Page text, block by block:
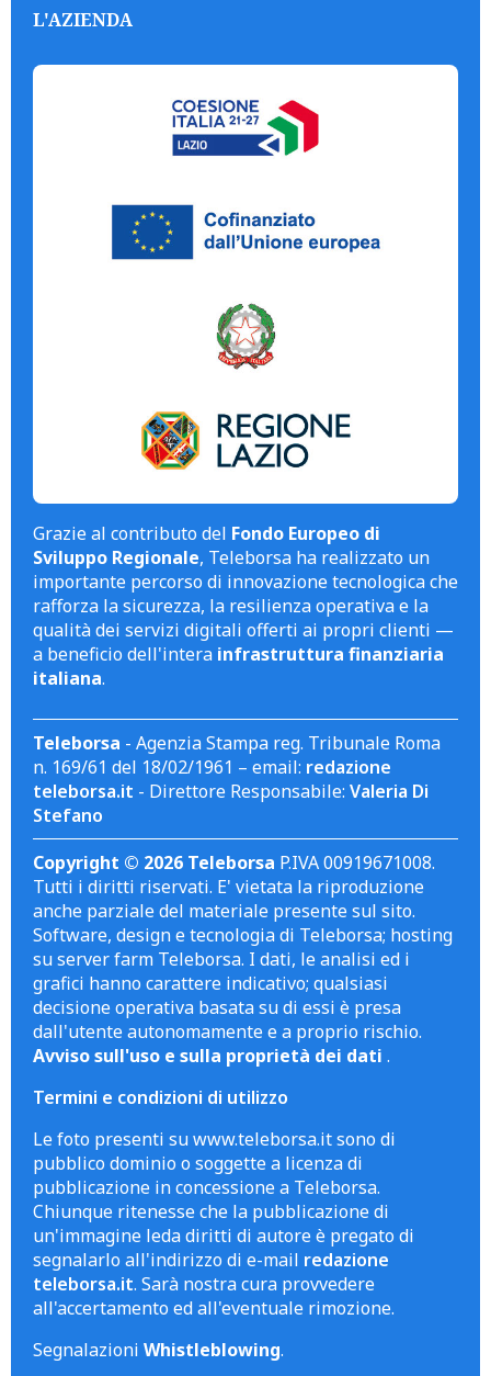
L'AZIENDA
Grazie al contributo del Fondo Europeo di
Sviluppo Regionale, Teleborsa ha realizzato un
importante percorso di innovazione tecnologica che
rafforza la sicurezza, la resilienza operativa e la
qualità dei servizi digitali offerti ai propri clienti —
a beneficio dell'intera infrastruttura finanziaria
italiana.
Teleborsa - Agenzia Stampa reg. Tribunale Roma
n. 169/61 del 18/02/1961 – email: redazione
teleborsa.it - Direttore Responsabile: Valeria Di
Stefano
Copyright © 2026 Teleborsa P.IVA 00919671008.
Tutti i diritti riservati. E' vietata la riproduzione
anche parziale del materiale presente sul sito.
Software, design e tecnologia di Teleborsa; hosting
su server farm Teleborsa. I dati, le analisi ed i
grafici hanno carattere indicativo; qualsiasi
decisione operativa basata su di essi è presa
dall'utente autonomamente e a proprio rischio.
Avviso sull'uso e sulla proprietà dei dati .
Termini e condizioni di utilizzo
Le foto presenti su www.teleborsa.it sono di
pubblico dominio o soggette a licenza di
pubblicazione in concessione a Teleborsa.
Chiunque ritenesse che la pubblicazione di
un'immagine leda diritti di autore è pregato di
segnalarlo all'indirizzo di e-mail redazione
teleborsa.it. Sarà nostra cura provvedere
all'accertamento ed all'eventuale rimozione.
Segnalazioni Whistleblowing.